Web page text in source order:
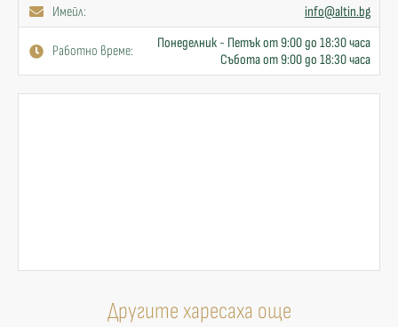
Имейл:
info@altin.bg
Работно време:
Понеделник - Петък от 9:00 до 18:30 часа
Събота от 9:00 до 18:30 часа
Другите харесаха още